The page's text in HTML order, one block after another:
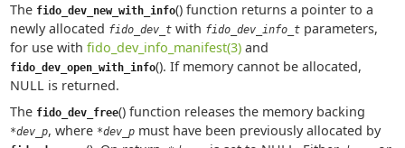
The fido_dev_new_with_info() function returns a pointer to a
newly allocated fido_dev_twith fido_dev_info_tparameters,
for use with fido_dev_info_manifest(3)and
fido_dev_open_with_info(). If memory cannot be allocated,
NULL is returned.
The fido_dev_free() function releases the memory backing
*dev_p, where *dev_pmust have been previously allocated by